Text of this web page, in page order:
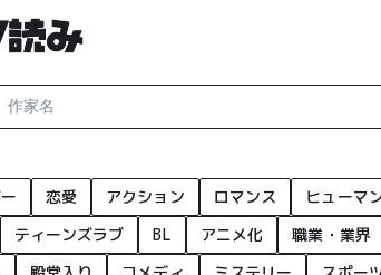
恋愛 アクション ロマンス ヒューマ
ティーンズラブ BL アニメ化 職業・業界